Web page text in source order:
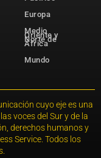
Europa
Medio
Oriente y
Norte de
África
Mundo
cuyo eje es una
voces del Sur y de la
derechos humanos y
Service. Todos los